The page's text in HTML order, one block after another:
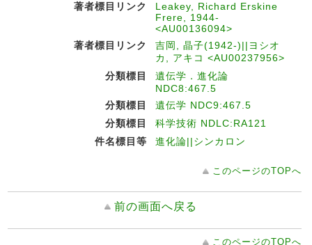
著者標目リンク
Leakey, Richard Erskine
Frere, 1944-
<AU00136094>
著者標目リンク
吉岡, 晶子(1942-)||ヨシオ
カ, アキコ <AU00237956>
分類標目
遺伝学．進化論
NDC8:467.5
分類標目
遺伝学 NDC9:467.5
分類標目
科学技術 NDLC:RA121
件名標目等
進化論||シンカロン
このページのTOPへ
前の画面へ戻る
このページのTOPへ